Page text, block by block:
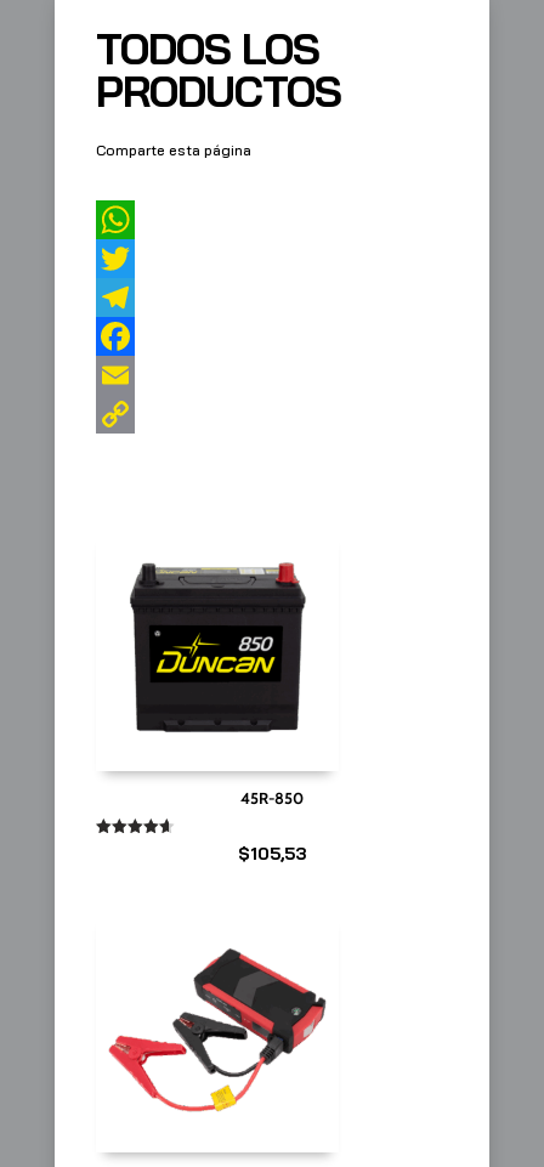
TODOS LOS
PRODUCTOS
Comparte esta página
45R-850
$105,53